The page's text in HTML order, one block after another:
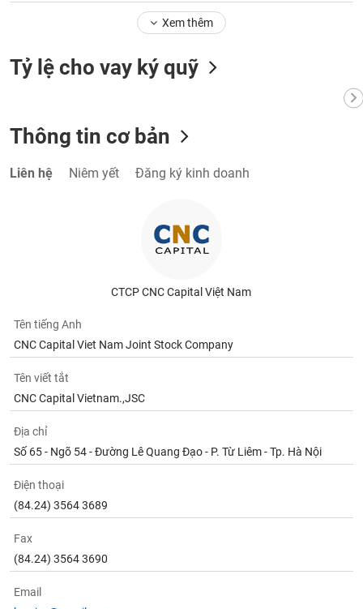
Xem thêm
Tỷ lệ cho vay ký quỹ
Thông tin cơ bản
Liên hệ Niêm yết Đăng ký kinh doanh
CTCP CNC Capital Việt Nam
Tên tiếng Anh
CNC Capital Viet Nam Joint Stock Company
Tên viết tắt
CNC Capital Vietnam.,JSC
Địa chỉ
Số 65 - Ngõ 54 - Đường Lê Quang Đạo - P. Từ Liêm - Tp. Hà Nội
Điện thoại
(84.24) 3564 3689
Fax
(84.24) 3564 3690
Email